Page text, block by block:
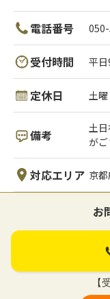
電話番号
受付時間 平
定休日 土
備考
土
がご
対応エリア 京
お